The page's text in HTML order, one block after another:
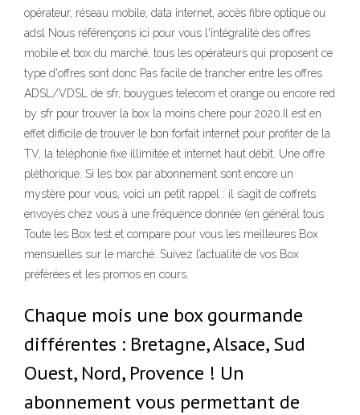
opérateur, réseau mobile, data internet, accès fibre optique ou
adsl Nous référençons ici pour vous l'intégralité des offres
mobile et box du marché, tous les opérateurs qui proposent ce
type d'offres sont donc Pas facile de trancher entre les offres
ADSL/VDSL de sfr, bouygues telecom et orange ou encore red
by sfr pour trouver la box la moins chere pour 2020.Il est en
effet difficile de trouver le bon forfait internet pour profiter de la
TV, la téléphonie fixe illimitée et internet haut débit. Une offre
pléthorique. Si les box par abonnement sont encore un
mystère pour vous, voici un petit rappel : il s’agit de coffrets
envoyés chez vous à une fréquence donnée (en général tous
Toute les Box test et compare pour vous les meilleures Box
mensuelles sur le marché. Suivez l’actualité de vos Box
préférées et les promos en cours.
Chaque mois une box gourmande
différentes : Bretagne, Alsace, Sud
Ouest, Nord, Provence ! Un
abonnement vous permettant de